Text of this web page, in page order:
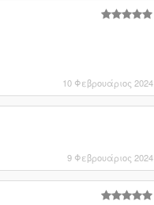
10 Φεβρουάριος 2024
9 Φεβρουάριος 2024